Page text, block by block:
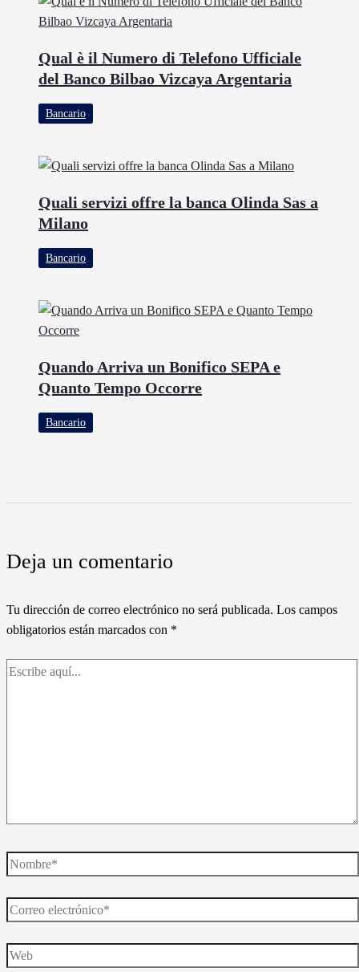
Qual è il Numero di Telefono Ufficiale
del Banco Bilbao Vizcaya Argentaria
Bancario
Quali servizi offre la banca Olinda Sas a
Milano
Bancario
Quando Arriva un Bonifico SEPA e
Quanto Tempo Occorre
Bancario
Deja un comentario
Tu dirección de correo electrónico no será publicada. Los campos
obligatorios están marcados con *
Escribe
Nombre*
Correo
electrónico*
Web